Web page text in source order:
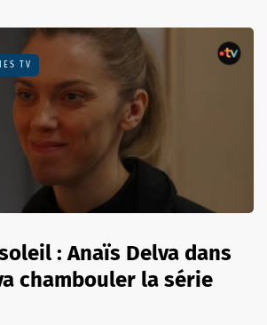
TV
: Anaïs Delva dans
chambouler la série